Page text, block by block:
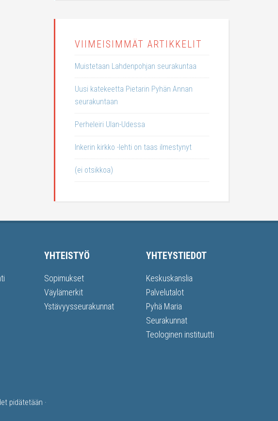
VIIMEISIMMÄT ARTIKKELIT
Muistetaan Lahdenpohjan seurakuntaa
Uusi katekeetta Pietarin Pyhän Annan
seurakuntaan
Perheleiri Ulan-Udessa
Inkerin kirkko -lehti on taas ilmestynyt
(ei otsikkoa)
YHTEISTYÖ
Sopimukset
Väylämerkit
Ystävyysseurakunnat
YHTEYSTIEDOT
Keskuskanslia
Palvelutalot
Pyhä Maria
Seurakunnat
Teologinen instituutti
pidätetään ·